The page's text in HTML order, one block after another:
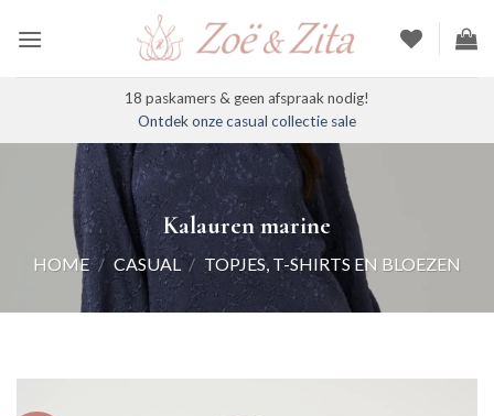
naar
18 paskamers & geen afspraak nodig!
Ontdek onze casual collectie sale
Kalauren marine
HOME / CASUAL / TOPJES, T-SHIRTS EN BLOEZEN